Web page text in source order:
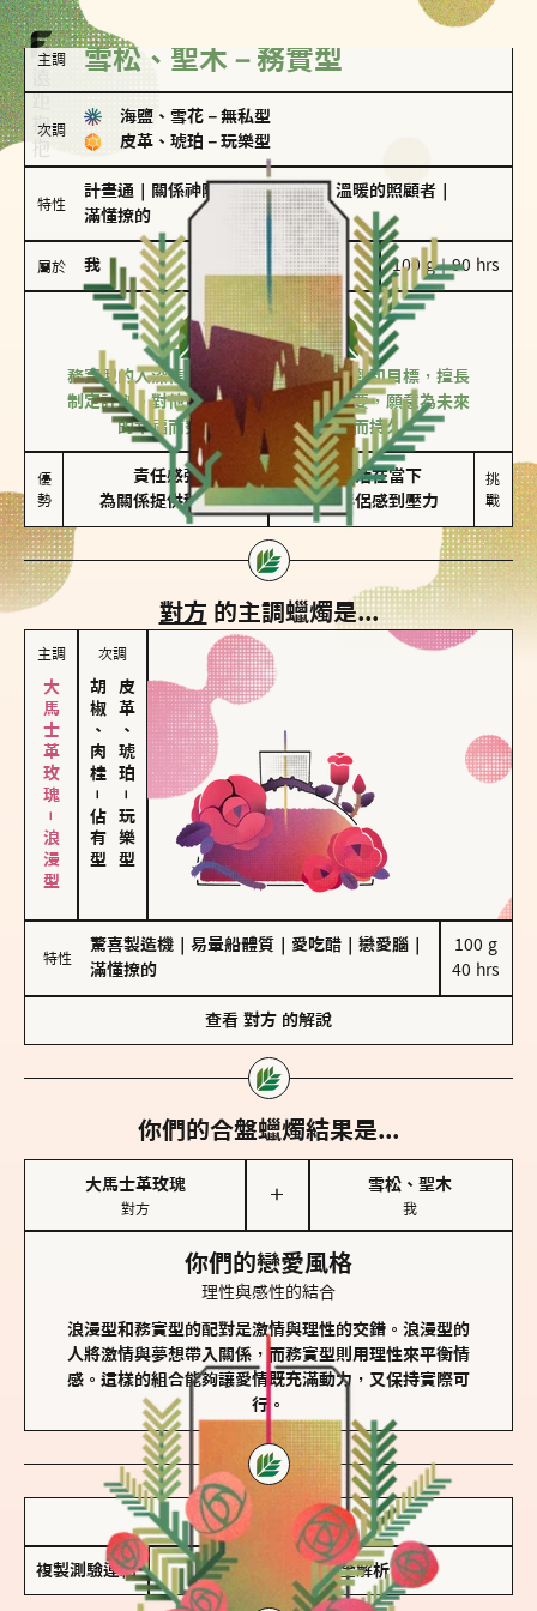
主調 雪松、聖木－務實型
次調
海鹽、雪花 － 無私型
皮革、琥珀 － 玩樂型
特性
計畫通 關係神隊友 聖母情節｜ 溫暖的照顧者
滿懂撩的
屬於 我 100 g｜90 hrs
務實型
雪松、聖木
務實型的人深信愛情立基於共同的價值觀和目標，擅長
制定計劃。對他們來說，感情穩定最重要，願意為未來
的幸福而努力，讓愛情變得踏實而持久。
優
勢
責任感強
為關係提供穩定度
較難活在當下
易讓伴侶感到壓力
挑
戰
對方 的主調蠟燭是...
主調
大馬士革玫瑰－浪漫型
次調
胡椒、肉桂
－
佔有型
皮革、琥珀
－
玩樂型
特性
驚喜製造機 易暈船體質 愛吃醋 戀愛腦
滿懂撩的
100 g
40 hrs
查看 對方 的解說
你們的合盤蠟燭結果是...
大馬士革玫瑰
對方
＋
雪松、聖木
我
你們的戀愛風格
理性與感性的結合
浪漫型和務實型的配對是激情與理性的交錯。浪漫型的
人將激情與夢想帶入關係，而務實型則用理性來平衡情
感。這樣的組合能夠讓愛情既充滿動力，又保持實際可
行。
儲存我的結果圖
複製測驗連結 查看香氛類型全解析 >>>